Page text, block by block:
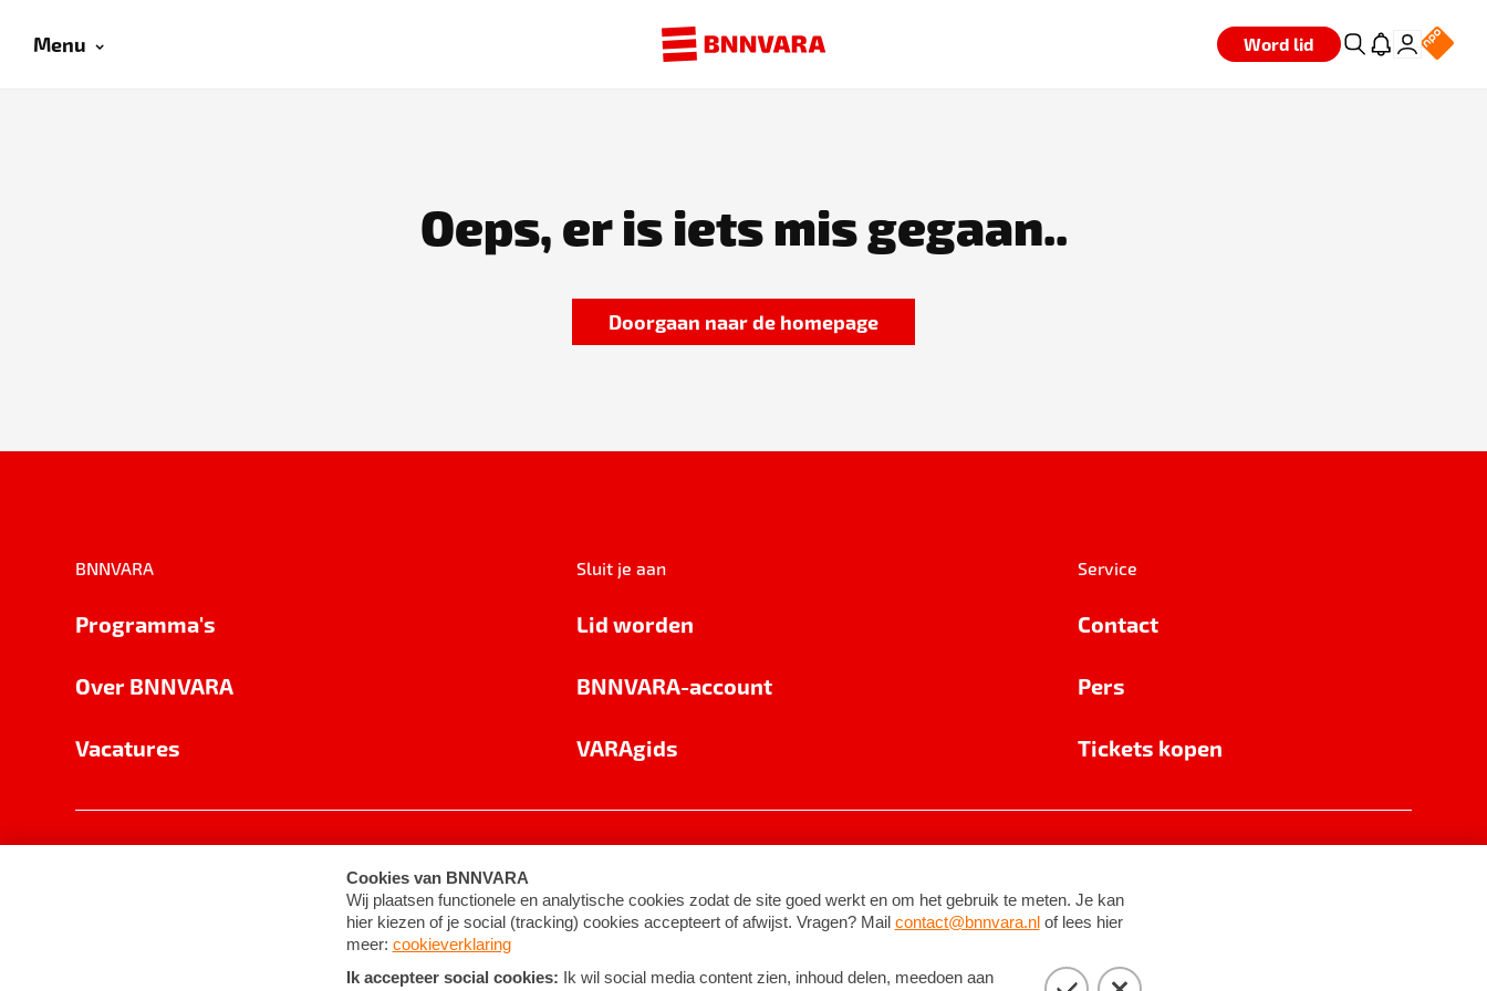
Menu Word lid
Oeps, er is iets mis gegaan..
Doorgaan naar de homepage
BNNVARA
Programma's
Over BNNVARA
Vacatures
Sluit je aan
Lid worden
BNNVARA-account
VARAgids
Service
Contact
Pers
Tickets kopen
Cookie-instellingen Algemene voorwaarden ©2026BNNVARA